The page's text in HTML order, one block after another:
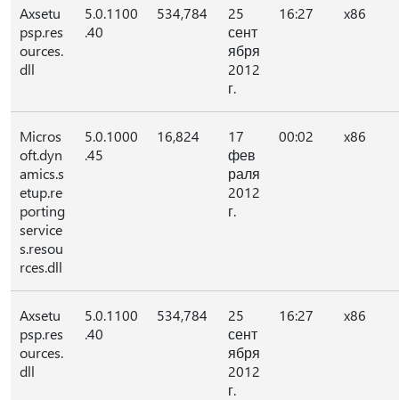
Axsetu
psp.res
ources.
dll
5.0.1100
.40
534,784
25
сент
ября
2012
г.
16:27 x86
Micros
oft.dyn
amics.s
etup.re
porting
service
s.resou
rces.dll
5.0.1000
.45
16,824
17
фев
раля
2012
г.
00:02 x86
Axsetu
psp.res
ources.
dll
5.0.1100
.40
534,784
25
сент
ября
2012
г.
16:27 x86